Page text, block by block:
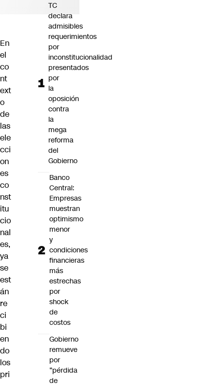
En
el
co
nt
ext
o
de
las
ele
cci
on
es
co
nst
itu
cio
nal
es,
ya
se
est
án
re
ci
bi
en
do
los
pri
TC
declara
admisibles
requerimientos
por
inconstitucionalidad
presentados
por
la
oposición
contra
la
mega
reforma
del
Gobierno
Banco
Central:
Empresas
muestran
optimismo
menor
y
condiciones
financieras
más
estrechas
por
shock
de
costos
Gobierno
remueve
por
“pérdida
de